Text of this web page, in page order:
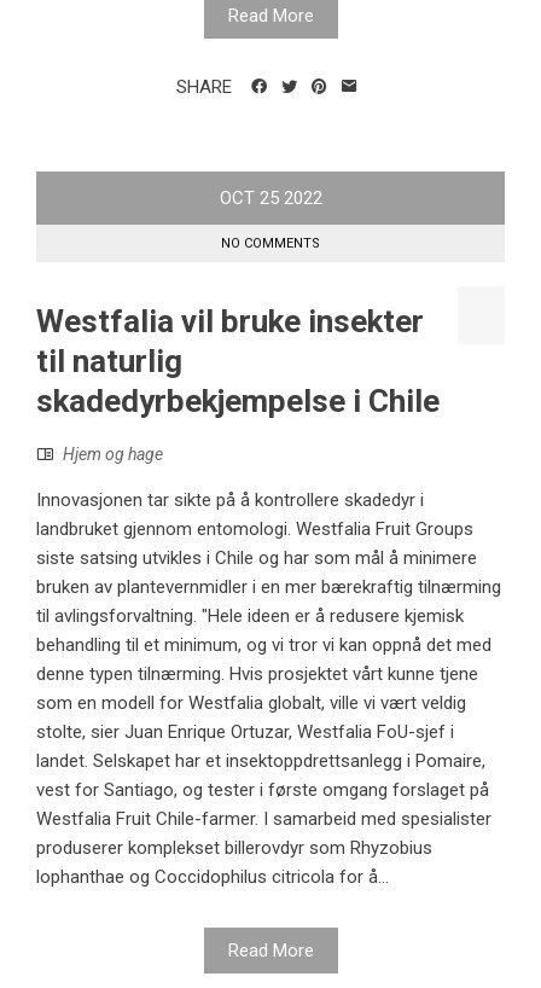
Read More
SHARE
OCT 25 2022
NO COMMENTS
Westfalia vil bruke insekter
til naturlig
skadedyrbekjempelse i Chile
Hjem og hage
Innovasjonen tar sikte på å kontrollere skadedyr i
landbruket gjennom entomologi. Westfalia Fruit Groups
siste satsing utvikles i Chile og har som mål å minimere
bruken av plantevernmidler i en mer bærekraftig tilnærming
til avlingsforvaltning. "Hele ideen er å redusere kjemisk
behandling til et minimum, og vi tror vi kan oppnå det med
denne typen tilnærming. Hvis prosjektet vårt kunne tjene
som en modell for Westfalia globalt, ville vi vært veldig
stolte, sier Juan Enrique Ortuzar, Westfalia FoU-sjef i
landet. Selskapet har et insektoppdrettsanlegg i Pomaire,
vest for Santiago, og tester i første omgang forslaget på
Westfalia Fruit Chile-farmer. I samarbeid med spesialister
produserer komplekset billerovdyr som Rhyzobius
lophanthae og Coccidophilus citricola for å...
Read More